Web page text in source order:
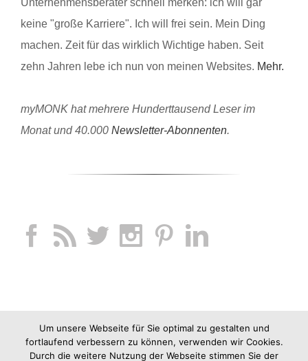
Unternehmensberater schnell merken: ich will gar
keine "große Karriere". Ich will frei sein. Mein Ding
machen. Zeit für das wirklich Wichtige haben. Seit
zehn Jahren lebe ich nun von meinen Websites. Mehr.
myMONK hat mehrere Hunderttausend Leser im
Monat und 40.000 Newsletter-Abonnenten.
Um unsere Webseite für Sie optimal zu gestalten und
fortlaufend verbessern zu können, verwenden wir Cookies.
Durch die weitere Nutzung der Webseite stimmen Sie der